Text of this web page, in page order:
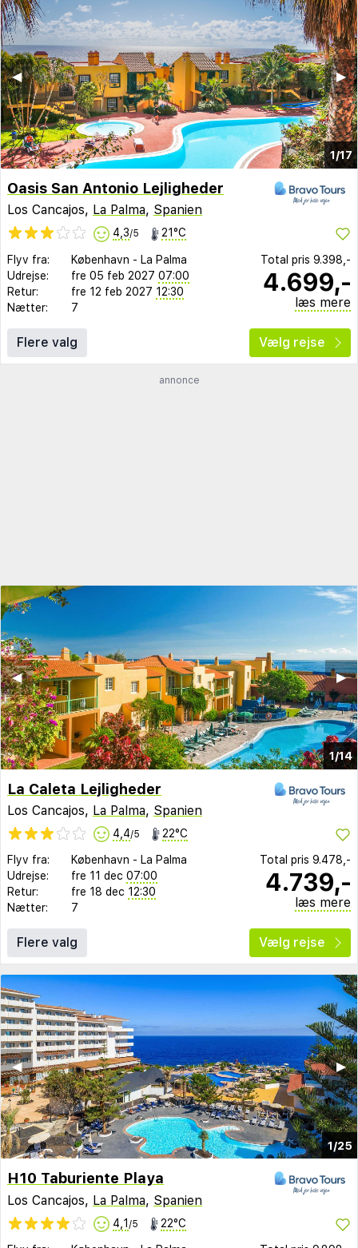
1/17
▶︎
◀︎
Oasis San Antonio Lejligheder
Los Cancajos, La Palma, Spanien
4,3/5 21°C
Flyv fra: København - La Palma
Udrejse:
fre 05 feb 2027 07:00
Retur:
fre 12 feb 2027 12:30
Nætter:
7
Total pris 9.398,-
4.699,-
læs mere
Flere valg Vælg rejse
annonce
1/14
▶︎
◀︎
La Caleta Lejligheder
Los Cancajos, La Palma, Spanien
4,4/5 22°C
Flyv fra: København - La Palma
Udrejse:
fre 11 dec 07:00
Retur:
fre 18 dec 12:30
Nætter:
7
Total pris 9.478,-
4.739,-
læs mere
Flere valg Vælg rejse
1/25
▶︎
◀︎
H10 Taburiente Playa
Los Cancajos, La Palma, Spanien
4,1 /5 22°C